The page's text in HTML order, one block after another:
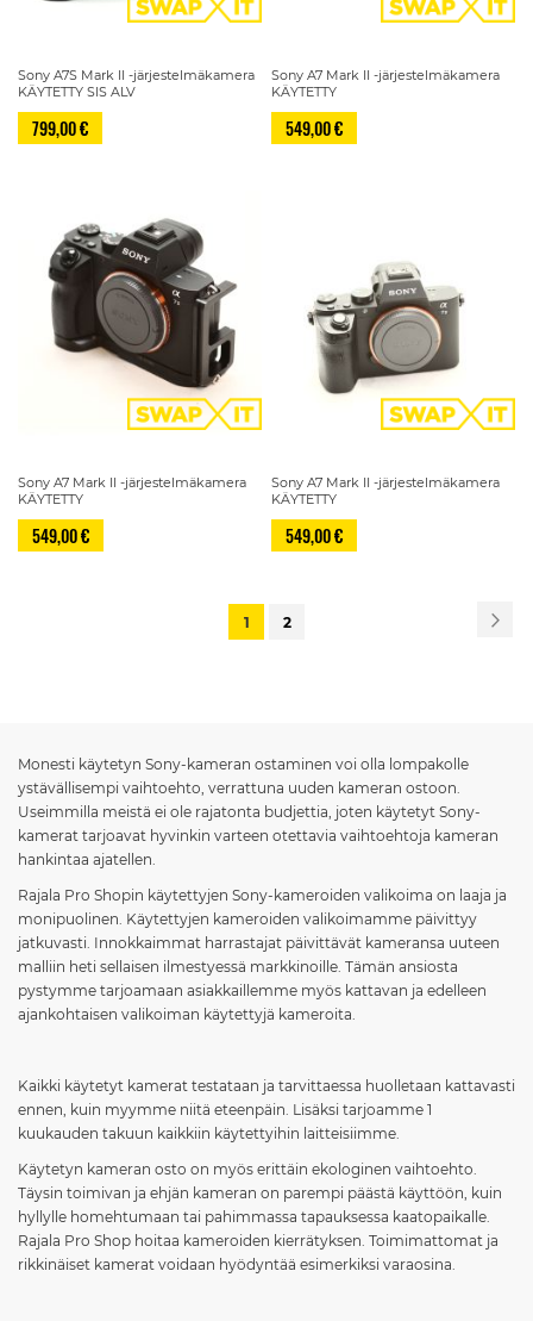
Sony A7S Mark II -järjestelmäkamera
KÄYTETTY SIS ALV
799,00 €
Sony A7 Mark II -järjestelmäkamera
KÄYTETTY
549,00 €
Sony A7 Mark II -järjestelmäkamera
KÄYTETTY
549,00 €
Sony A7 Mark II -järjestelmäkamera
KÄYTETTY
549,00 €
Sivu
You're
1 Sivu
2
Monesti käytetyn Sony-kameran ostaminen voi olla lompakolle
ystävällisempi vaihtoehto, verrattuna uuden kameran ostoon.
Useimmilla meistä ei ole rajatonta budjettia, joten käytetyt Sony-
kamerat tarjoavat hyvinkin varteen otettavia vaihtoehtoja kameran
hankintaa ajatellen.
Rajala Pro Shopin käytettyjen Sony-kameroiden valikoima on laaja ja
monipuolinen. Käytettyjen kameroiden valikoimamme päivittyy
jatkuvasti. Innokkaimmat harrastajat päivittävät kameransa uuteen
malliin heti sellaisen ilmestyessä markkinoille. Tämän ansiosta
pystymme tarjoamaan asiakkaillemme myös kattavan ja edelleen
ajankohtaisen valikoiman käytettyjä kameroita.
Kaikki käytetyt kamerat testataan ja tarvittaessa huolletaan kattavasti
ennen, kuin myymme niitä eteenpäin. Lisäksi tarjoamme 1
kuukauden takuun kaikkiin käytettyihin laitteisiimme.
Käytetyn kameran osto on myös erittäin ekologinen vaihtoehto.
Täysin toimivan ja ehjän kameran on parempi päästä käyttöön, kuin
hyllylle homehtumaan tai pahimmassa tapauksessa kaatopaikalle.
Rajala Pro Shop hoitaa kameroiden kierrätyksen. Toimimattomat ja
rikkinäiset kamerat voidaan hyödyntää esimerkiksi varaosina.